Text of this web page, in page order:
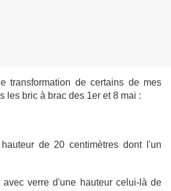
transformation de certains de mes
les bric à brac des 1er et 8 mai :
de 20 centimètres dont l'un
verre d'une hauteur celui-là de